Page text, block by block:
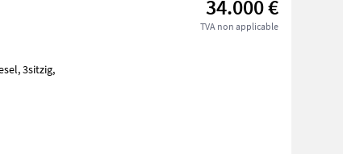
34.000 €
TVA non applicable